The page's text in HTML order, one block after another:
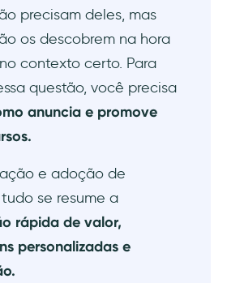
pode te ajudar!
disparar mensagens
para destacar recursos no
destacar recursos relevantes
para mensagens
de performance para
precisam deles, mas
os descobrem na hora
contexto certo. Para
questão, você precisa
anuncia e promove
e adoção de
se resume a
rápida de valor,
personalizadas e